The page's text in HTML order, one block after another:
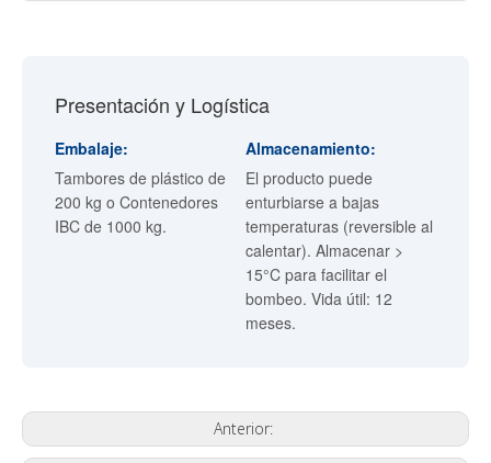
Presentación y Logística
Embalaje:
Tambores de plástico de
200 kg o Contenedores
IBC de 1000 kg.
Almacenamiento:
El producto puede
enturbiarse a bajas
temperaturas (reversible al
calentar). Almacenar >
15°C para facilitar el
bombeo. Vida útil: 12
meses.
Anterior: